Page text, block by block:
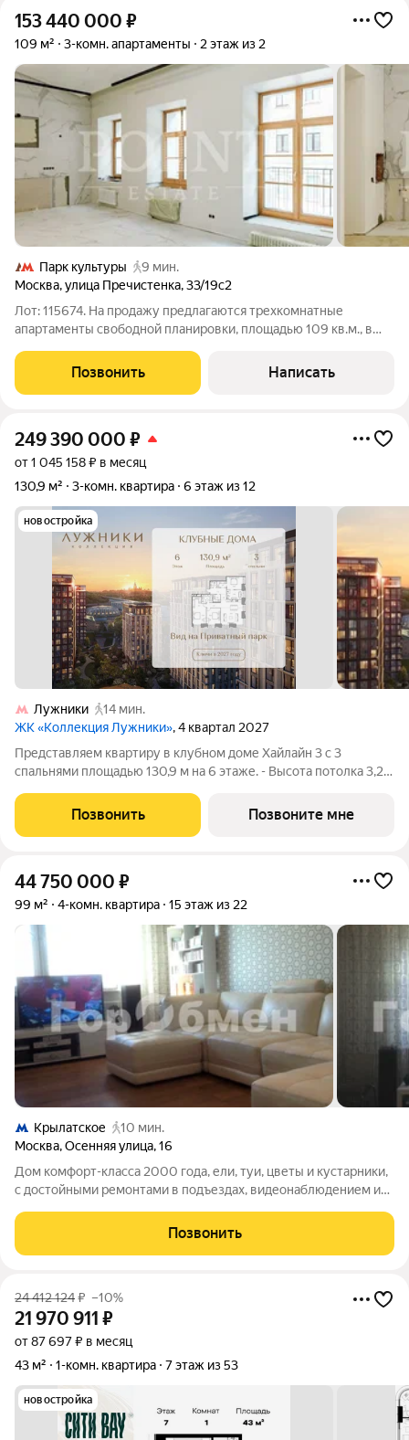
153 440 000 ₽
109 м² 3-комн. апартаменты 2 этаж из 2
Парк культуры
9 мин.
Москва,улица Пречистенка,33/19с2
Лот: 115674. На продажу предлагаются трехкомнатные
апартаменты свободной планировки, площадью 109 кв.м., в
гостиная, две спальни, одна из которых со своим санузлом,
кладовая, раздельный
Позвонить Написать
249 390 000 ₽
от 1 045 158 ₽ в месяц
130,9 м²
3-комн. квартира 6 этаж из 12
новостройка
Лужники
14 мин.
ЖК «Коллекция Лужники», 4 квартал 2027
Представляем квартиру в клубном доме Хайлайн 3 с 3
спальнями площадью 130,9 м на 6 этаже. - Высота потолка 3,25
остекление - Вид на Приватный парк ТОЛЬКО ДО 31 АВГУСТА
на приобретение
Позвонить Позвоните мне
44 750 000 ₽
99 м² 4-комн. квартира 15 этаж из 22
Крылатское
10 мин.
Москва,Осенняя улица,16
Дом комфорт-класса 2000 года, ели, туи, цветы и кустарники,
с достойными ремонтами в подъездах, видеонаблюдением и
мягкими покрытиями. Квартира с шикарными видами на запад -
панорама горизонт
Позвонить
24 412 124₽ –10%
21 970 911 ₽
от 87 697 ₽ в месяц
43 м²
1-комн. квартира 7 этаж из 53
новостройка